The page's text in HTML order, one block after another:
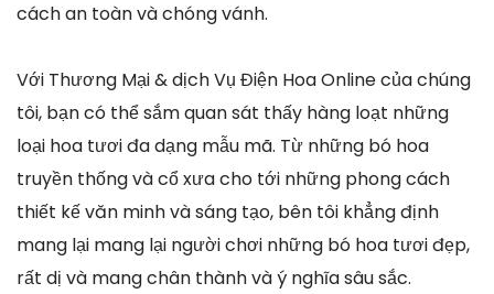
cách an toàn và chóng vánh.
Với Thương Mại & dịch Vụ Điện Hoa Online của chúng
tôi, bạn có thể sắm quan sát thấy hàng loạt những
loại hoa tươi đa dạng mẫu mã. Từ những bó hoa
truyền thống và cổ xưa cho tới những phong cách
thiết kế văn minh và sáng tạo, bên tôi khẳng định
mang lại mang lại người chơi những bó hoa tươi đẹp,
rất dị và mang chân thành và ý nghĩa sâu sắc.